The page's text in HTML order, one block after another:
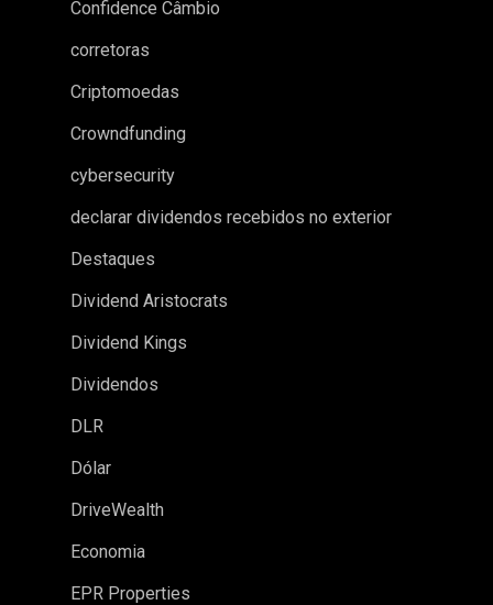
Confidence Câmbio
corretoras
Criptomoedas
Crowndfunding
cybersecurity
declarar dividendos recebidos no exterior
Destaques
Dividend Aristocrats
Dividend Kings
Dividendos
DLR
Dólar
DriveWealth
Economia
EPR Properties